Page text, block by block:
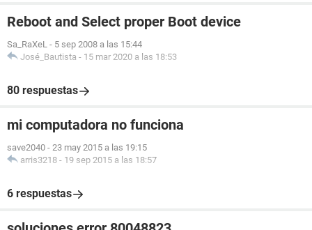
Reboot and Select proper Boot device
Sa_RaXeL - 5 sep 2008 a las 15:44
José_Bautista - 15 mar 2020 a las 18:53
80 respuestas
mi computadora no funciona
save2040 - 23 may 2015 a las 19:15
arris3218 - 19 sep 2015 a las 18:57
6 respuestas